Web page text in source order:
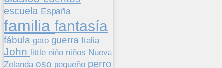
escuela España
familia fantasía
fábula gato guerra Italia
John little niño niños Nueva
Zelanda oso pequeño perro